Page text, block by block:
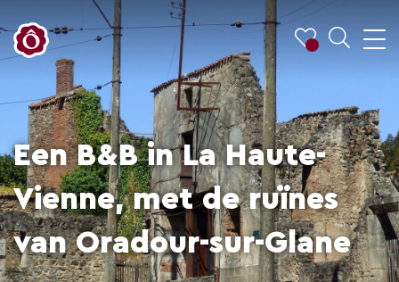
Een B&B in La Haute-
Vienne, met de ruïnes
van Oradour-sur-Glane